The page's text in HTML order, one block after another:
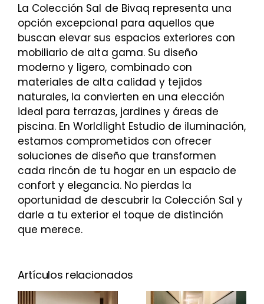
La Colección Sal de Bivaq representa una
opción excepcional para aquellos que
buscan elevar sus espacios exteriores con
mobiliario de alta gama. Su diseño
moderno y ligero, combinado con
materiales de alta calidad y tejidos
naturales, la convierten en una elección
ideal para terrazas, jardines y áreas de
piscina. En Worldlight Estudio de iluminación,
estamos comprometidos con ofrecer
soluciones de diseño que transformen
cada rincón de tu hogar en un espacio de
confort y elegancia. No pierdas la
oportunidad de descubrir la Colección Sal y
darle a tu exterior el toque de distinción
que merece.
Artículos relacionados